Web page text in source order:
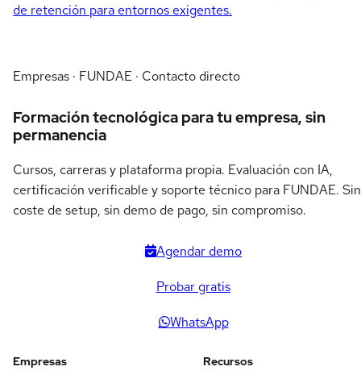
de retención para entornos exigentes.
Empresas · FUNDAE · Contacto directo
Formación tecnológica para tu empresa, sin
permanencia
Cursos, carreras y plataforma propia. Evaluación con IA,
certificación verificable y soporte técnico para FUNDAE. Sin
coste de setup, sin demo de pago, sin compromiso.
Agendar demo
Probar gratis
WhatsApp
Empresas Recursos